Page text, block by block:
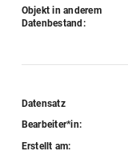
Objekt in anderem
Datenbestand:
Datensatz
Bearbeiter*in:
Erstellt am: